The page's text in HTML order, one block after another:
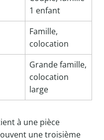
1 enfant
Famille,
colocation
Grande famille,
colocation
large
à une pièce
une troisième